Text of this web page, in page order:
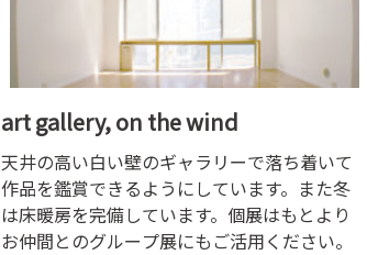
art gallery, on the wind
天井の高い白い壁のギャラリーで落ち着いて
作品を鑑賞できるようにしています。また冬
は床暖房を完備しています。個展はもとより
お仲間とのグループ展にもご活用ください。